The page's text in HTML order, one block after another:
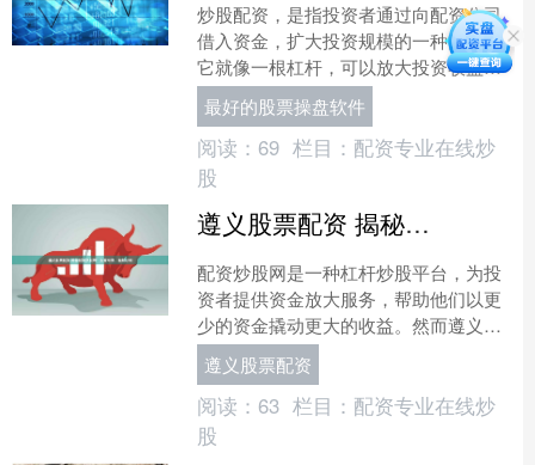
炒股配资，是指投资者通过向配资公司
借入资金，扩大投资规模的一种方式。
它就像一根杠杆，可以放大投资收益，
但同时也会放大风险。 2. 分散投资风
险：不要把所有的资金....
最好的股票操盘软件
阅读： 69 栏目： 配资专业在线炒
股
遵义股票配资 揭秘配资炒股网：安全可靠，轻松获利
配资炒股网是一种杠杆炒股平台，为投
资者提供资金放大服务，帮助他们以更
少的资金撬动更大的收益。然而遵义股
票配资，市场上鱼龙混杂，选择安全可
靠的配资平台至关重要。 ....
遵义股票配资
阅读： 63 栏目： 配资专业在线炒
股